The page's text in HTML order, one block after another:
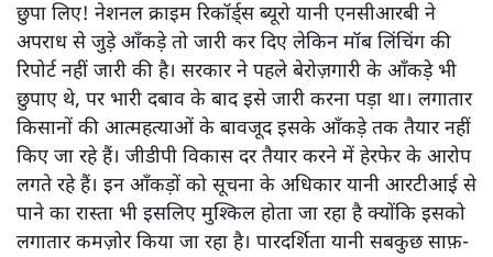
छुपा लिए! नेशनल क्राइम रिकॉर्ड्स ब्यूरो यानी एनसीआरबी ने
अपराध से जुड़े आँकड़े तो जारी कर दिए लेकिन मॉब लिंचिंग की
रिपोर्ट नहीं जारी की है। सरकार ने पहले बेरोज़गारी के आँकड़े भी
छुपाए थे, पर भारी दबाव के बाद इसे जारी करना पड़ा था। लगातार
किसानों की आत्महत्याओं के बावजूद इसके आँकड़े तक तैयार नहीं
किए जा रहे हैं। जीडीपी विकास दर तैयार करने में हेरफेर के आरोप
लगते रहे हैं। इन आँकड़ों को सूचना के अधिकार यानी आरटीआई से
पाने का रास्ता भी इसलिए मुश्किल होता जा रहा है क्योंकि इसको
लगातार कमज़ोर किया जा रहा है। पारदर्शिता यानी सबकुछ साफ़-